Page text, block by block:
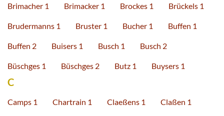
Brimacher 1 Brimacker 1 Brockes 1 Brückels 1
Brudermanns 1 Bruster 1 Bucher 1 Buffen 1
Buffen 2 Buisers 1 Busch 1 Busch 2
Büschges 1 Büschges 2 Butz 1 Buysers 1
C
Camps 1 Chartrain 1 Claeßens 1 Claßen 1